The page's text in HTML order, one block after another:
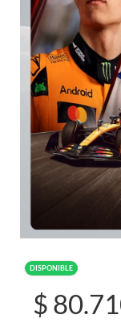
DISPONIBLE
$